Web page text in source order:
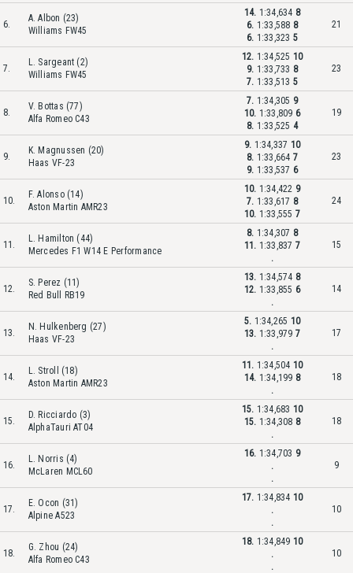
6.
A. Albon (23)
Williams FW45
14. 1:34,634 8
6. 1:33,588 8
6. 1:33,323 5
21
7.
L. Sargeant (2)
Williams FW45
12. 1:34,525 10
9. 1:33,733 8
7. 1:33,513 5
23
8.
V. Bottas (77)
Alfa Romeo C43
7. 1:34,305 9
10. 1:33,809 6
8. 1:33,525 4
19
9.
K. Magnussen (20)
Haas VF-23
9. 1:34,337 10
8. 1:33,664 7
9. 1:33,537 6
23
10.
F. Alonso (14)
Aston Martin AMR23
10. 1:34,422 9
7. 1:33,617 8
10. 1:33,555 7
24
11.
L. Hamilton (44)
Mercedes F1 W14 E Performance
8. 1:34,307 8
11. 1:33,837 7
.
15
12.
S. Perez (11)
Red Bull RB19
13. 1:34,574 8
12. 1:33,855 6
.
14
13.
N. Hulkenberg (27)
Haas VF-23
5. 1:34,265 10
13. 1:33,979 7
.
17
14.
L. Stroll (18)
Aston Martin AMR23
11. 1:34,504 10
14. 1:34,199 8
.
18
15.
D. Ricciardo (3)
AlphaTauri AT04
15. 1:34,683 10
15. 1:34,308 8
.
18
16.
L. Norris (4)
McLaren MCL60
16. 1:34,703 9
.
.
9
17.
E. Ocon (31)
Alpine A523
17. 1:34,834 10
.
.
10
18.
G. Zhou (24)
Alfa Romeo C43
18. 1:34,849 10
.
.
10